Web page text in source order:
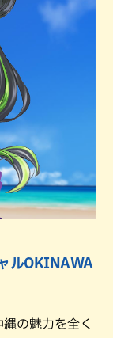
ルOKINAWA
の魅力を全く